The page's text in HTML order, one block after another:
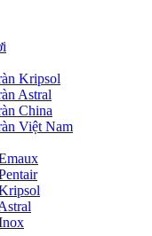
Kripsol
Astral
China
Việt Nam